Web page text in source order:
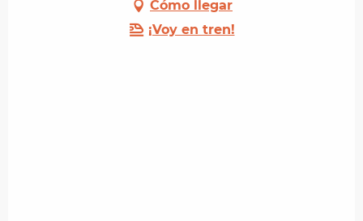
Cómo llegar
¡Voy en tren!